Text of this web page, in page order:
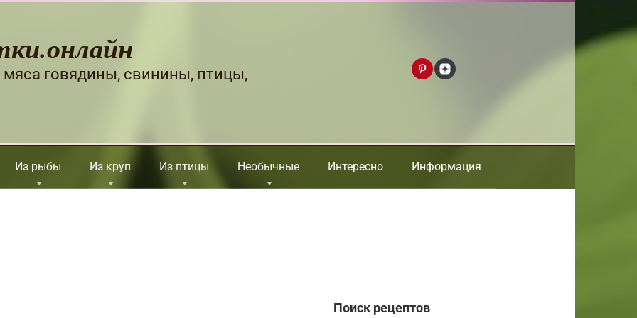
мяса говядины, свинины, птицы,
Из рыбы Из круп Из птицы Необычные Интересно Информация
Поиск рецептов